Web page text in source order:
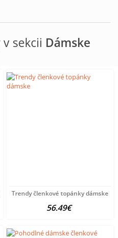
sekcii Dámske
Trendy členkové topánky dámske
56.49€